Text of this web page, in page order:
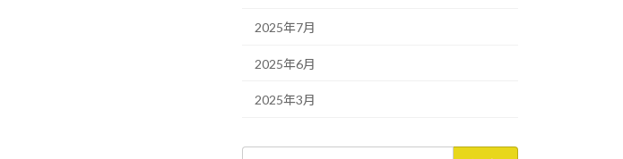
2025年7月
2025年6月
2025年3月